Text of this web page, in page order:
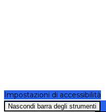
Impostazioni di accessibilità
Nascondi barra degli strumenti